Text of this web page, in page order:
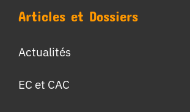
Articles et Dossiers
Actualités
EC et CAC